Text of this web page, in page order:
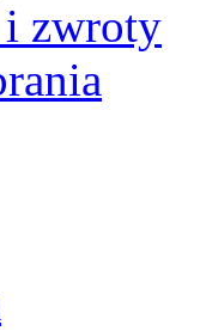
i zwroty